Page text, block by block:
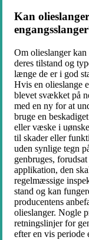
Kan
Om olieslanger
deres tilstand og
længe de er i god
Hvis en olieslange
blevet svækket på
med en ny for at
bruge en
eller væske i
til skader eller
uden synlige tegn
genbruges,
applikation, den
regelmæssige
stand og kan
producentens
olieslanger. Nogle
retningslinjer for
efter en vis periode